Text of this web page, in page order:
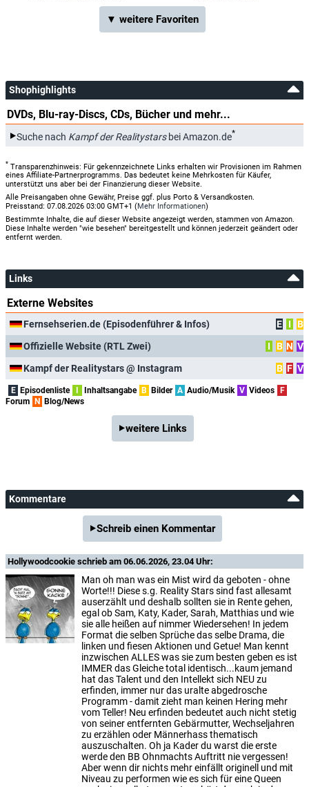
▼ weitere Favoriten
Shophighlights
DVDs, Blu-ray-Discs, CDs, Bücher und mehr...
Suche nach Kampf der Realitystarsbei Amazon.de*
* Transparenzhinweis: Für gekennzeichnete Links erhalten wir Provisionen im Rahmen
eines Affiliate-Partnerprogramms. Das bedeutet keine Mehrkosten für Käufer,
unterstützt uns aber bei der Finanzierung dieser Website.
Alle Preisangaben ohne Gewähr, Preise ggf. plus Porto & Versandkosten.
Preisstand: 07.08.2026 03:00 GMT+1 (Mehr Informationen)
Bestimmte Inhalte, die auf dieser Website angezeigt werden, stammen von Amazon.
Diese Inhalte werden "wie besehen" bereitgestellt und können jederzeit geändert oder
entfernt werden.
Links
Externe Websites
Fernsehserien.de (Episodenführer & Infos) E I
B
Offizielle Website (RTL Zwei)
I B N V
Kampf der Realitystars @ Instagram
B F V
E Episodenliste Inhaltsangabe B Bilder A Audio/Musik V Videos
F
Forum
N Blog/News
weitere Links
Kommentare
Schreib einen Kommentar
Hollywoodcookie schrieb am 06.06.2026, 23.04 Uhr:
Man oh man was ein Mist wird da geboten - ohne
Worte!!! Diese s.g. Reality Stars sind fast allesamt
auserzählt und deshalb sollten sie in Rente gehen,
egal ob Sam, Katy, Kader, Sarah, Matthias und wie
sie alle heißen auf nimmer Wiedersehen! In jedem
Format die selben Sprüche das selbe Drama, die
linken und fiesen Aktionen und Getue! Man kennt
inzwischen ALLES was sie zum besten geben es ist
IMMER das Gleiche total identisch...kaum jemand
hat das Talent und den Intellekt sich NEU zu
erfinden, immer nur das uralte abgedrosche
Programm - damit zieht man keinen Hering mehr
vom Teller! Neu erfinden bedeutet auch nicht stetig
von seiner entfernten Gebärmutter, Wechseljahren
zu erzählen oder Männerhass thematisch
auszuschalten. Oh ja Kader du warst die erste
werde den BB Ohnmachts Auftritt nie vergessen!
Aber wenn dir nichts mehr einfällt originell und mit
Niveau zu performen wie es sich für eine Queen